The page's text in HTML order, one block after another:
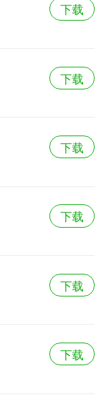
下载
下载
下载
下载
下载
下载